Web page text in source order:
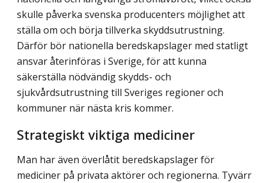
skulle påverka svenska producenters möjlighet att
ställa om och börja tillverka skyddsutrustning.
Därför bör nationella beredskapslager med statligt
ansvar återinföras i Sverige, för att kunna
säkerställa nödvändig skydds- och
sjukvårdsutrustning till Sveriges regioner och
kommuner när nästa kris kommer.
Strategiskt viktiga mediciner
Man har även överlåtit beredskapslager för
mediciner på privata aktörer och regionerna. Tyvärr